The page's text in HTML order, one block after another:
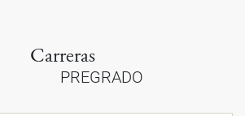
Carreras
PREGRADO